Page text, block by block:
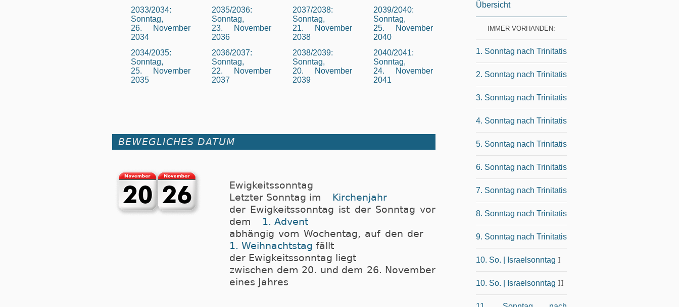
2033/2034:
Sonntag,
26. November
2034
2034/2035:
Sonntag,
25. November
2035
2035/2036:
Sonntag,
23. November
2036
2036/2037:
Sonntag,
22. November
2037
2037/2038:
Sonntag,
21. November
2038
2038/2039:
Sonntag,
20. November
2039
2039/2040:
Sonntag,
25. November
2040
2040/2041:
Sonntag,
24. November
2041
BEWEGLICHES DATUM
Ewigkeitssonntag
Letzter Sonntag im
Kirchenjahr
der Ewigkeitssonntag ist der Sonntag vor
dem
1. Advent
abhängig vom Wochentag, auf den der
1. Weihnachtstag fällt
der Ewigkeitssonntag liegt
zwischen dem 20. und dem 26. November
eines Jahres
Übersicht
IMMER VORHANDEN:
1. Sonntag nach Trinitatis
2. Sonntag nach Trinitatis
3. Sonntag nach Trinitatis
4. Sonntag nach Trinitatis
5. Sonntag nach Trinitatis
6. Sonntag nach Trinitatis
7. Sonntag nach Trinitatis
8. Sonntag nach Trinitatis
9. Sonntag nach Trinitatis
10. So. | Israelsonntag I
10. So. | Israelsonntag II